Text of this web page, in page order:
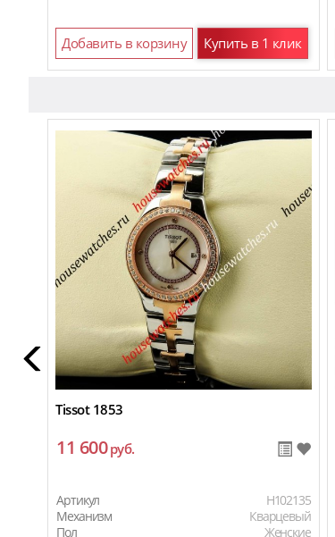
Добавить в корзину Купить в 1 клик
Tissot 1853
11 600руб.
Артикул
H102135
Механизм
Кварцевый
Пол
Женские